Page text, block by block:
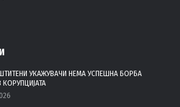
УКАЖУВАЧИ НЕМА УСПЕШНА БОРБА